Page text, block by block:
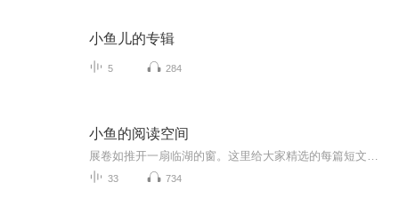
小鱼儿的专辑
5 284
小鱼的阅读空间
33 734